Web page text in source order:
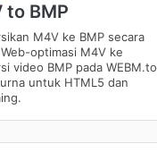
to BMP
M4V ke BMP secara
optimasi M4V ke
video BMP pada WEBM.to
untuk HTML5 dan